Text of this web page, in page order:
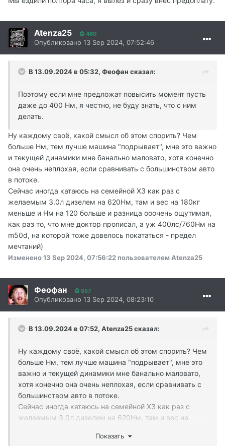
Atenza25 460
Опубликовано 13 Sep 2024, 07:52:46
В 13.09.2024 в 05:32, Феофан сказал:
Поэтому если мне предложат повысить момент пусть
даже до 400 Нм, я честно, не буду знать, что с ним
делать.
Ну каждому своё, какой смысл об этом спорить? Чем
больше Нм, тем лучше машина "подрывает", мне это важно
и текущей динамики мне банально маловато, хотя конечно
она очень неплохая, если сравнивать с большинством авто
в потоке.
Сейчас иногда катаюсь на семейной Х3 как раз с
желаемым 3.0л дизелем на 620Нм, там и вес на 180кг
меньше и Нм на 120 больше и разница ооочень ощутимая,
как раз то, что мне доктор прописал, а уж 400лс/760Нм на
m50d, на которой тоже довелось покататься - предел
мечтаний)
Изменено13 Sep 2024, 07:56:22пользователем Atenza25
Феофан 857
Опубликовано 13 Sep 2024, 08:23:10
В 13.09.2024 в 07:52, Atenza25сказал:
Ну каждому своё, какой смысл об этом спорить? Чем
больше Нм, тем лучше машина "подрывает", мне это
важно и текущей динамики мне банально маловато,
хотя конечно она очень неплохая, если сравнивать с
большинством авто в потоке.
Сейчас иногда катаюсь на семейной Х3 как раз с
желаемым 3.0л дизелем на 620Нм, там и вес на
ощутимая, как раз то, что мне доктор прописал, а уж
Показать